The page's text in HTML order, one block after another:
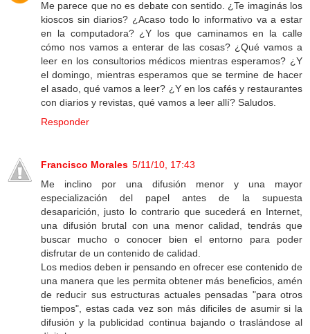
Me parece que no es debate con sentido. ¿Te imaginás los
kioscos sin diarios? ¿Acaso todo lo informativo va a estar
en la computadora? ¿Y los que caminamos en la calle
cómo nos vamos a enterar de las cosas? ¿Qué vamos a
leer en los consultorios médicos mientras esperamos? ¿Y
el domingo, mientras esperamos que se termine de hacer
el asado, qué vamos a leer? ¿Y en los cafés y restaurantes
con diarios y revistas, qué vamos a leer allí? Saludos.
Responder
Francisco Morales 5/11/10, 17:43
Me inclino por una difusión menor y una mayor
especialización del papel antes de la supuesta
desaparición, justo lo contrario que sucederá en Internet,
una difusión brutal con una menor calidad, tendrás que
buscar mucho o conocer bien el entorno para poder
disfrutar de un contenido de calidad.
Los medios deben ir pensando en ofrecer ese contenido de
una manera que les permita obtener más beneficios, amén
de reducir sus estructuras actuales pensadas "para otros
tiempos", estas cada vez son más dificiles de asumir si la
difusión y la publicidad continua bajando o traslándose al